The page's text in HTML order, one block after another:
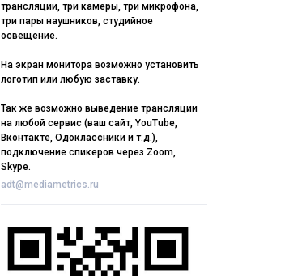
трансляции, три камеры, три микрофона,
три пары наушников, студийное
освещение.
На экран монитора возможно установить
логотип или любую заставку.
Так же возможно выведение трансляции
на любой сервис (ваш сайт, YouTube,
Вконтакте, Одоклассники и т.д.),
подключение спикеров через Zoom,
Skype.
adt@mediametrics.ru